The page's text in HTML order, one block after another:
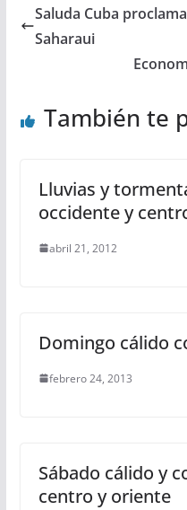
Saluda Cuba
Saharaui
También te
Lluvias y
occidente y
abril 21, 2012
Domingo cálido
febrero 24, 2013
Sábado cálido y
centro y oriente